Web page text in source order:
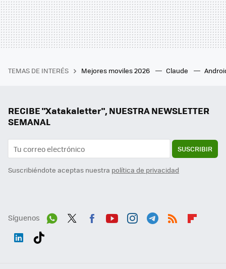
TEMAS DE INTERÉS Mejores moviles 2026 Claude
RECIBE "Xatakaletter", NUESTRA NEWSLETTER
SEMANAL
SUSCRIBIR
Suscribiéndote aceptas nuestra política de privacidad
Síguenos